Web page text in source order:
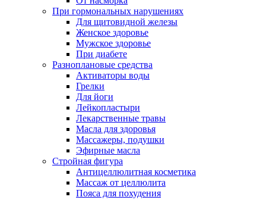
При гормональных нарушениях
Для щитовидной железы
Женское здоровье
Мужское здоровье
При диабете
Разноплановые средства
Активаторы воды
Грелки
Для йоги
Лейкопластыри
Лекарственные травы
Масла для здоровья
Массажеры, подушки
Эфирные масла
Стройная фигура
Антицеллюлитная косметика
Массаж от целлюлита
Пояса для похудения